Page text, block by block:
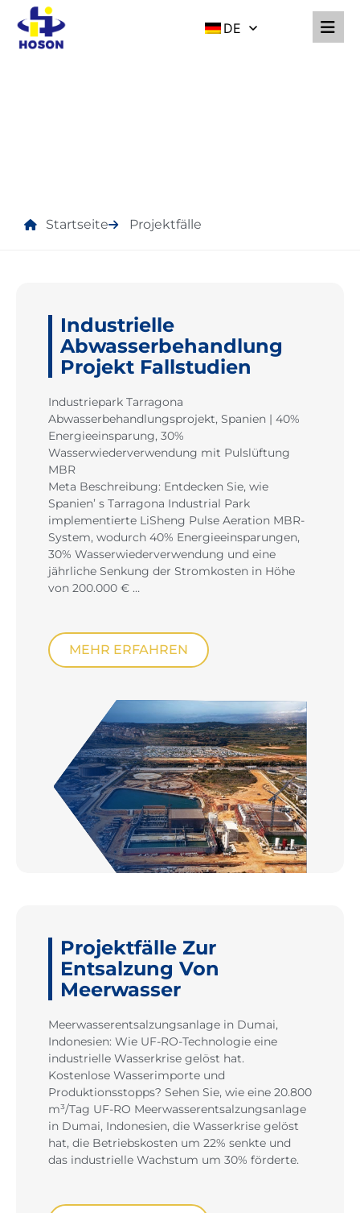
DE
Startseite Projektfälle
Industrielle
Abwasserbehandlung
Projekt Fallstudien
Industriepark Tarragona
Abwasserbehandlungsprojekt, Spanien | 40%
Energieeinsparung, 30%
Wasserwiederverwendung mit Pulslüftung
MBR
Meta Beschreibung: Entdecken Sie, wie
Spanien’ s Tarragona Industrial Park
implementierte LiSheng Pulse Aeration MBR-
System, wodurch 40% Energieeinsparungen,
30% Wasserwiederverwendung und eine
jährliche Senkung der Stromkosten in Höhe
von 200.000 € …
MEHR ERFAHREN
Projektfälle Zur
Entsalzung Von
Meerwasser
Meerwasserentsalzungsanlage in Dumai,
Indonesien: Wie UF-RO-Technologie eine
industrielle Wasserkrise gelöst hat.
Kostenlose Wasserimporte und
Produktionsstopps? Sehen Sie, wie eine 20.800
m³/Tag UF-RO Meerwasserentsalzungsanlage
in Dumai, Indonesien, die Wasserkrise gelöst
hat, die Betriebskosten um 22% senkte und
das industrielle Wachstum um 30% förderte.